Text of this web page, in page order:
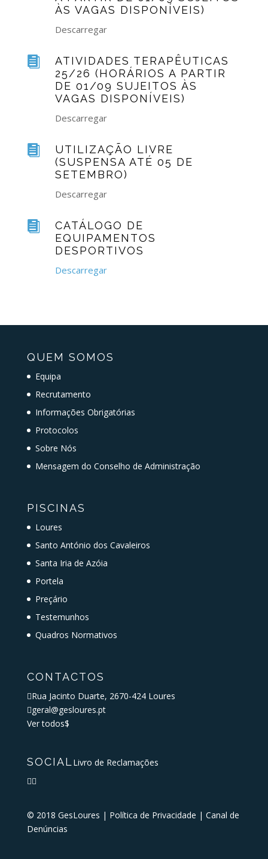
ÀS VAGAS DISPONÍVEIS)
Descarregar

ATIVIDADES TERAPÊUTICAS
25/26 (HORÁRIOS A PARTIR
DE 01/09 SUJEITOS ÀS
VAGAS DISPONÍVEIS)
Descarregar

UTILIZAÇÃO LIVRE
(SUSPENSA ATÉ 05 DE
SETEMBRO)
Descarregar

CATÁLOGO DE
EQUIPAMENTOS
DESPORTIVOS
Descarregar
QUEM SOMOS
Equipa
Recrutamento
Informações Obrigatórias
Protocolos
Sobre Nós
Mensagem do Conselho de Administração
PISCINAS
Loures
Santo António dos Cavaleiros
Santa Iria de Azóia
Portela
Preçário
Testemunhos
Quadros Normativos
CONTACTOS
Rua Jacinto Duarte, 2670-424 Loures
geral@gesloures.pt
Ver todos$
SOCIAL

Livro de Reclamações
© 2018 GesLoures | Política de Privacidade | Canal de
Denúncias